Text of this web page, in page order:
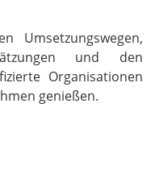
Umsetzungswegen,
und den
Organisationen
genießen.